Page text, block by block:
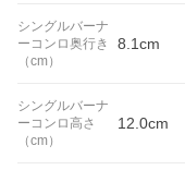
シングルバーナ
ーコンロ奥行き
（cm）
8.1cm
シングルバーナ
ーコンロ高さ
（cm）
12.0cm